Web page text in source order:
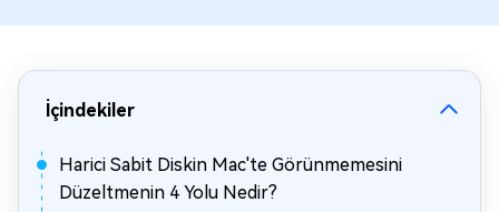
İçindekiler
Harici Sabit Diskin Mac'te Görünmemesini
Düzeltmenin 4 Yolu Nedir?